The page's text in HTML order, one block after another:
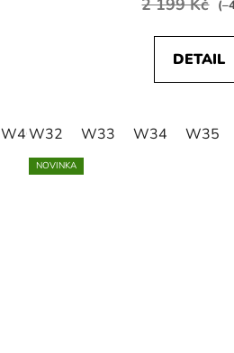
W40 W41 W42 W44
2 199 Kč
DETAIL
W32 W33 W34 W35
NOVINKA